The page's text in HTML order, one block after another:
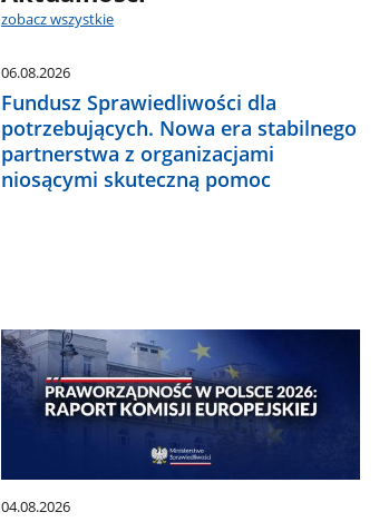
zobacz wszystkie
06.08.2026
Fundusz Sprawiedliwości dla
potrzebujących. Nowa era stabilnego
partnerstwa z organizacjami
niosącymi skuteczną pomoc
04.08.2026